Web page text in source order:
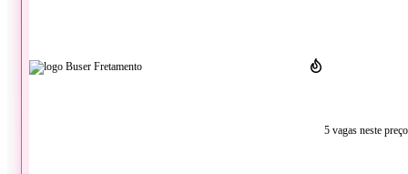
5 vagas neste preço